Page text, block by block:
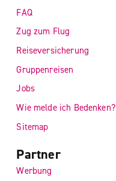
FAQ
Zug zum Flug
Reiseversicherung
Gruppenreisen
Jobs
Wie melde ich Bedenken?
Sitemap
Partner
Werbung